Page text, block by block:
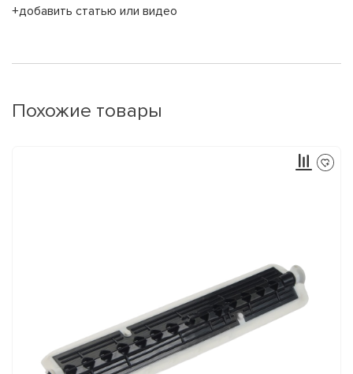
+добавить статью или видео
Похожие товары